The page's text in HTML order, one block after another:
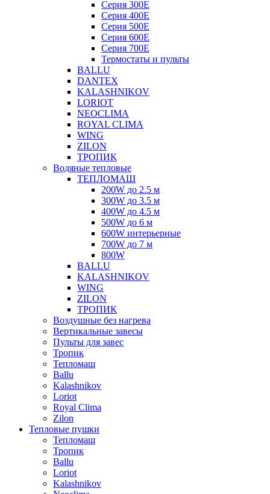
Серия 300E
Серия 400E
Серия 500E
Серия 600E
Серия 700E
Термостаты и пульты
BALLU
DANTEX
KALASHNIKOV
LORIOT
NEOCLIMA
ROYAL CLIMA
WING
ZILON
ТРОПИК
Водяные тепловые
ТЕПЛОМАШ
200W до 2.5 м
300W до 3.5 м
400W до 4.5 м
500W до 6 м
600W интерьерные
700W до 7 м
800W
BALLU
KALASHNIKOV
WING
ZILON
ТРОПИК
Воздушные без нагрева
Вертикальные завесы
Пульты для завес
Тропик
Тепломаш
Ballu
Kalashnikov
Loriot
Royal Clima
Zilon
Тепловые пушки
Тепломаш
Тропик
Ballu
Loriot
Kalashnikov